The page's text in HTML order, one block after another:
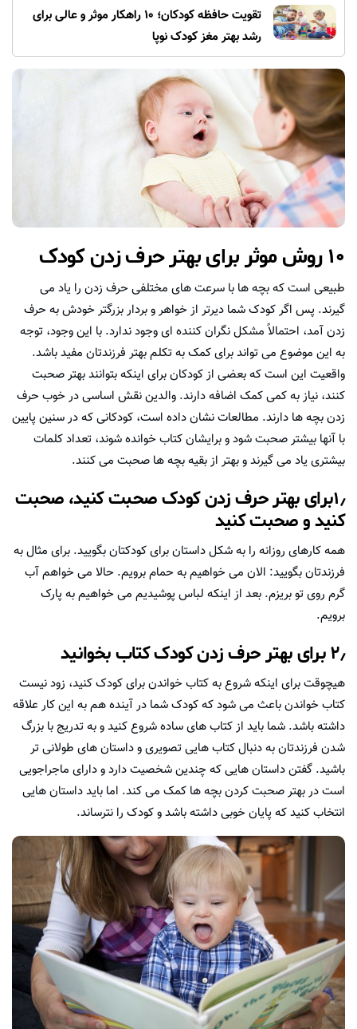
تقویت حافظه کودکان؛ 10 راهکار موثر و عالی برای
رشد بهتر مغز کودک نوپا
۱۰ روش موثر برای بهتر حرف زدن کودک
طبیعی است که بچه ها با سرعت های مختلفی حرف زدن را یاد می
گیرند. پس اگر کودک شما دیرتر از خواهر و بردار بزرگتر خودش به حرف
زدن آمد، احتمالاً مشکل نگران کننده ای وجود ندارد. با این وجود، توجه
به این موضوع می تواند برای کمک به تکلم بهتر فرزندتان مفید باشد.
واقعیت این است که بعضی از کودکان برای اینکه بتوانند بهتر صحبت
کنند، نیاز به کمی کمک اضافه دارند. والدین نقش اساسی در خوب حرف
زدن بچه ها دارند. مطالعات نشان داده است، کودکانی که در سنین پایین
با آنها بیشتر صحبت شود و برایشان کتاب خوانده شوند، تعداد کلمات
بیشتری یاد می گیرند و بهتر از بقیه بچه ها صحبت می کنند.
۱٫برای بهتر حرف زدن کودک صحبت کنید، صحبت
کنید و صحبت کنید
همه کارهای روزانه را به شکل داستان برای کودکتان بگویید. برای مثال به
فرزندتان بگویید: الان می خواهیم به حمام برویم. حالا می خواهم آب
گرم روی تو بریزم. بعد از اینکه لباس پوشیدیم می خواهیم به پارک
برویم.
۲٫ برای بهتر حرف زدن کودک کتاب بخوانید
هیچوقت برای اینکه شروع به کتاب خواندن برای کودک کنید، زود نیست
کتاب خواندن باعث می شود که کودک شما در آینده هم به این کار علاقه
داشته باشد. شما باید از کتاب های ساده شروع کنید و به تدریج با بزرگ
شدن فرزندتان به دنبال کتاب هایی تصویری و داستان های طولانی تر
باشید. گفتن داستان هایی که چندین شخصیت دارد و دارای ماجراجویی
است در بهتر صحبت کردن بچه ها کمک می کند. اما باید داستان هایی
انتخاب کنید که پایان خوبی داشته باشد و کودک را نترساند.